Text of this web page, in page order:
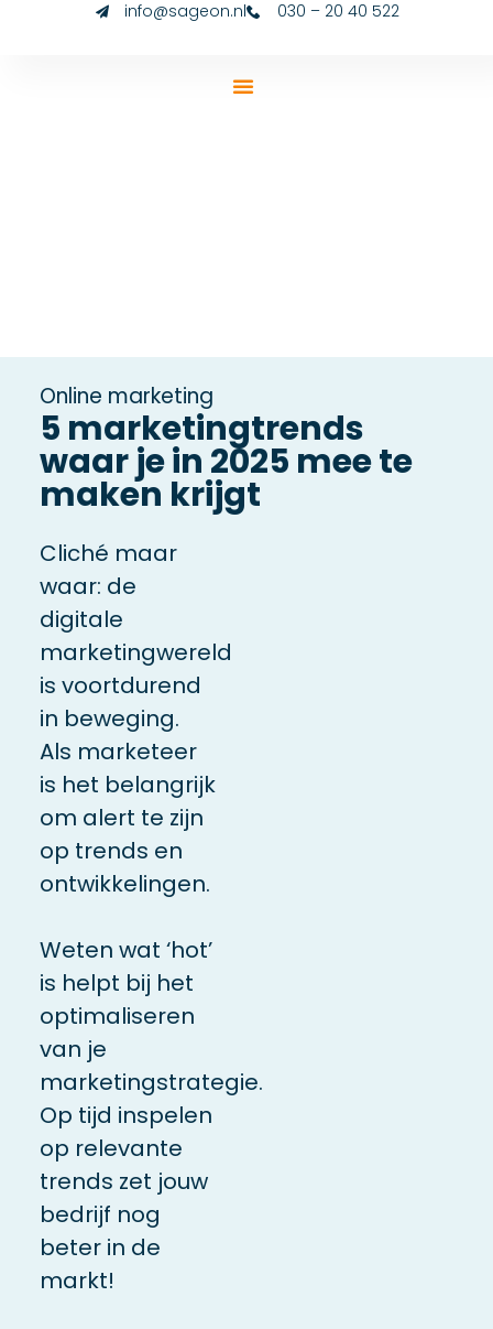
info@sageon.nl 030 – 20 40 522
Online marketing
5 marketingtrends
waar je in 2025 mee te
maken krijgt
Cliché maar
waar: de
digitale
marketingwereld
is voortdurend
in beweging.
Als marketeer
is het belangrijk
om alert te zijn
op trends en
ontwikkelingen.
Weten wat ‘hot’
is helpt bij het
optimaliseren
van je
marketingstrategie.
Op tijd inspelen
op relevante
trends zet jouw
bedrijf nog
beter in de
markt!